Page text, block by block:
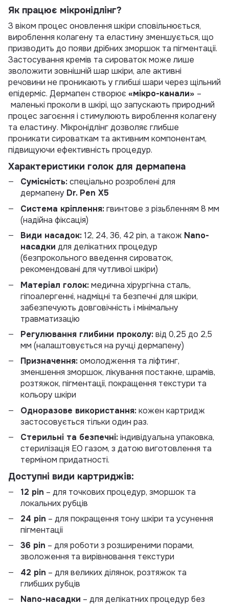
Як працює мікронідлінг?
З віком процес оновлення шкіри сповільнюється,
вироблення колагену та еластину зменшується, що
призводить до появи дрібних зморшок та пігментації.
Застосування кремів та сироваток може лише
зволожити зовнішній шар шкіри, але активні
речовини не проникають у глибші шари через щільний
епідерміс. Дермапен створює «мікро-канали» –
маленькі проколи в шкірі, що запускають природний
процес загоєння і стимулюють вироблення колагену
та еластину. Мікронідлінг дозволяє глибше
проникати сироваткам та активним компонентам,
підвищуючи ефективність процедур.
Характеристики голок для дермапена
Сумісність:спеціально розроблені для
дермапену Dr. Pen X5
Система кріплення:гвинтове з різьбленням 8 мм
(надійна фіксація)
Види насадок:12, 24, 36, 42 pin, а також Nano-
насадки для делікатних процедур
(безпрокольного введення сироваток,
рекомендовані для чутливої шкіри)
Матеріал голок:медична хірургічна сталь,
гіпоалергенні, надміцні та безпечні для шкіри,
забезпечують довговічність і мінімальну
травматизацію
Регулювання глибини проколу:від 0,25 до 2,5
мм (налаштовується на ручці дермапену)
Призначення:омолодження та ліфтинг,
зменшення зморшок, лікування постакне, шрамів,
розтяжок, пігментації, покращення текстури та
кольору шкіри
Одноразове використання:кожен картридж
застосовується тільки один раз.
Стерильні та безпечні:індивідуальна упаковка,
стерилізація EO газом, з датою виготовлення та
терміном придатності.
Доступні види картриджів:
12 pin – для точкових процедур, зморшок та
локальних рубців
24 pin – для покращення тону шкіри та усунення
пігментації
36 pin – для роботи з розширеними порами,
зволоження та вирівнювання текстури
42 pin – для великих ділянок, розтяжок та
глибших рубців
Nano-насадки – для делікатних процедур без